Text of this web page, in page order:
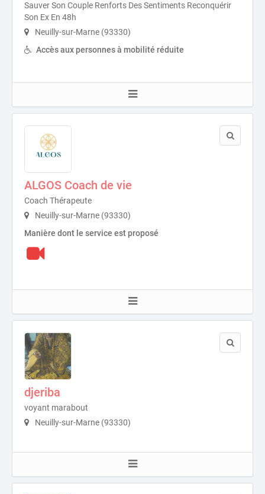
Sauver Son Couple Renforts Des Sentiments Reconquérir
Son Ex En 48h
Neuilly-sur-Marne (93330)
Accès aux personnes à mobilité réduite
ALGOS Coach de vie
Coach Thérapeute
Neuilly-sur-Marne (93330)
Manière dont le service est proposé
djeriba
voyant marabout
Neuilly-sur-Marne (93330)